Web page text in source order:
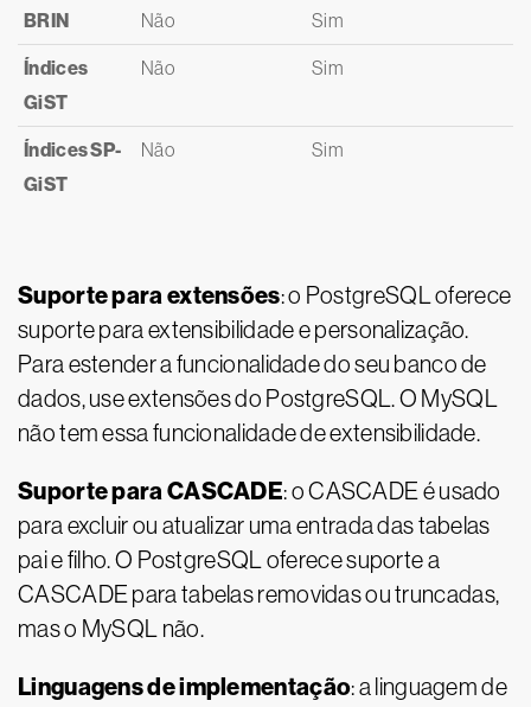
BRIN Não Sim
Índices
GiST
Não Sim
Índices SP-
GiST
Não Sim
Suporte para extensões: o PostgreSQL oferece
suporte para extensibilidade e personalização.
Para estender a funcionalidade do seu banco de
dados, use extensões do PostgreSQL. O MySQL
não tem essa funcionalidade de extensibilidade.
Suporte para CASCADE: o CASCADE é usado
para excluir ou atualizar uma entrada das tabelas
pai e filho. O PostgreSQL oferece suporte a
CASCADE para tabelas removidas ou truncadas,
mas o MySQL não.
Linguagens de implementação: a linguagem de